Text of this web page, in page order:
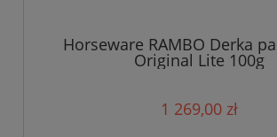
Horseware RAMBO Derka
Original Lite 100g
1 269,00 zł